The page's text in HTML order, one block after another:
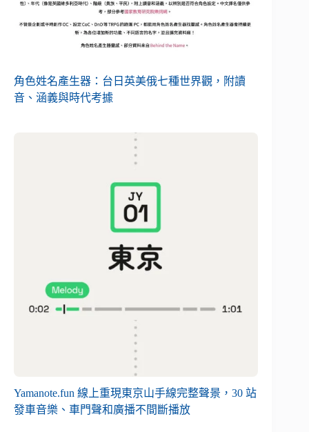
角色姓名產生器：台日英美俄七種世界觀，附讀
音、涵義與時代考據
Yamanote.fun 線上重現東京山手線完整聲景，30 站
發車音樂、車門聲和廣播不間斷播放